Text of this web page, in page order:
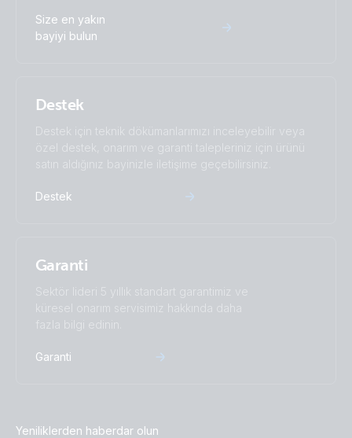
Size en yakın
bayiyi bulun
Destek
Destek için teknik dökümanlarımızı inceleyebilir veya
özel destek, onarım ve garanti talepleriniz için ürünü
satın aldığınız bayinizle iletişime geçebilirsiniz.
Destek
Garanti
Sektör lideri 5 yıllık standart garantimiz ve
küresel onarım servisimiz hakkında daha
fazla bilgi edinin.
Garanti
Yeniliklerden haberdar olun